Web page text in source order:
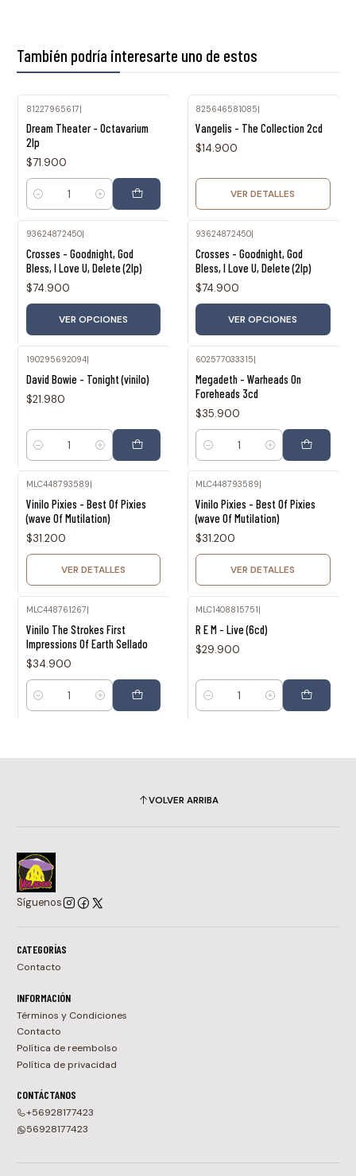
También podría interesarte uno de estos
81227965617|
Dream Theater - Octavarium
2lp
$71.900
Cantidad
825646581085|
Vangelis - The Collection 2cd
$14.900
VER DETALLES
93624872450|
Crosses - Goodnight, God
Bless, I Love U, Delete (2lp)
$74.900
VER OPCIONES
93624872450
Crosses - Goodnight, God
Bless, I Love U, Delete (2lp)
$74.900
VER OPCIONES
190295692094|
David Bowie - Tonight (vinilo)
$21.980
Cantidad
602577033315|
Megadeth - Warheads On
Foreheads 3cd
$35.900
Cantidad
MLC448793589
Vinilo Pixies - Best Of Pixies
(wave Of Mutilation)
$31.200
VER DETALLES
MLC448793589
Vinilo Pixies - Best Of Pixies
(wave Of Mutilation)
$31.200
VER DETALLES
MLC448761267|
Vinilo The Strokes First
Impressions Of Earth Sellado
$34.900
Cantidad
MLC1408815751|
R E M - Live (6cd)
$29.900
Cantidad
VOLVER ARRIBA
Síguenos
CATEGORÍAS
Contacto
INFORMACIÓN
Términos y Condiciones
Contacto
Política de reembolso
Política de privacidad
CONTÁCTANOS
+56928177423
56928177423